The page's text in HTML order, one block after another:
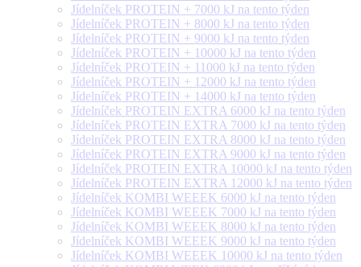
Jídelníček PROTEIN + 7000 kJ na tento týden
Jídelníček PROTEIN + 8000 kJ na tento týden
Jídelníček PROTEIN + 9000 kJ na tento týden
Jídelníček PROTEIN + 10000 kJ na tento týden
Jídelníček PROTEIN + 11000 kJ na tento týden
Jídelníček PROTEIN + 12000 kJ na tento týden
Jídelníček PROTEIN + 14000 kJ na tento týden
Jídelníček PROTEIN EXTRA 6000 kJ na tento týden
Jídelníček PROTEIN EXTRA 7000 kJ na tento týden
Jídelníček PROTEIN EXTRA 8000 kJ na tento týden
Jídelníček PROTEIN EXTRA 9000 kJ na tento týden
Jídelníček PROTEIN EXTRA 10000 kJ na tento týden
Jídelníček PROTEIN EXTRA 12000 kJ na tento týden
Jídelníček KOMBI WEEEK 6000 kJ na tento týden
Jídelníček KOMBI WEEEK 7000 kJ na tento týden
Jídelníček KOMBI WEEEK 8000 kJ na tento týden
Jídelníček KOMBI WEEEK 9000 kJ na tento týden
Jídelníček KOMBI WEEEK 10000 kJ na tento týden